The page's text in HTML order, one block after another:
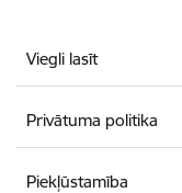
Viegli lasīt
Privātuma politika
Piekļūstamība